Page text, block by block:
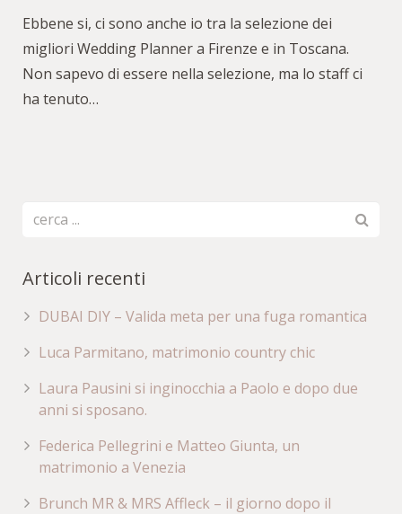
Ebbene si, ci sono anche io tra la selezione dei
migliori Wedding Planner a Firenze e in Toscana.
Non sapevo di essere nella selezione, ma lo staff ci
ha tenuto…
Articoli recenti
DUBAI DIY – Valida meta per una fuga romantica
Luca Parmitano, matrimonio country chic
Laura Pausini si inginocchia a Paolo e dopo due
anni si sposano.
Federica Pellegrini e Matteo Giunta, un
matrimonio a Venezia
Brunch MR & MRS Affleck – il giorno dopo il